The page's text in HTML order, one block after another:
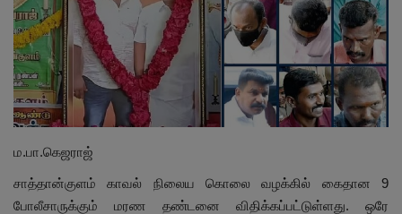
மாநிலம்
சினிமா
நீச்சலடித்து தப்பிய மாமியார்! தண்ணிரில்
மூழ்கிய மருமகள்!
Contact
ம.பா.கெஜராஜ்
சாத்தான்குளம் காவல் நிலைய கொலை வழக்கில் கைதான 9
போலீசாருக்கும் மரண தண்டனை விதிக்கப்பட்டுள்ளது. ஒரே